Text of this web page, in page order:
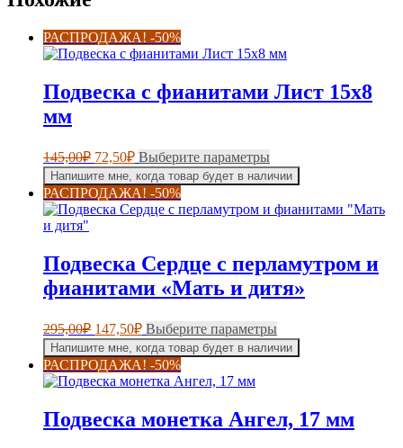
РАСПРОДАЖА! -50%
Подвеска с фианитами Лист 15х8
мм
145,00₽ Первоначальная
цена
составляла
145,00₽.
72,50₽Текущая
цена:
72,50₽.
Выберите параметрыЭтот
товар
имеет
несколько
вариаций.
выбрать
на
странице
Напишите мне, когда товар будет в наличии
РАСПРОДАЖА! -50%
Подвеска Сердце с перламутром и
фианитами «Мать и дитя»
295,00₽ Первоначальная
цена
составляла
295,00₽.
147,50₽Текущая
цена:
147,50₽.
Выберите параметрыЭтот
товар
имеет
можно
Напишите мне, когда товар будет в наличии
РАСПРОДАЖА! -50%
Подвеска монетка Ангел, 17 мм